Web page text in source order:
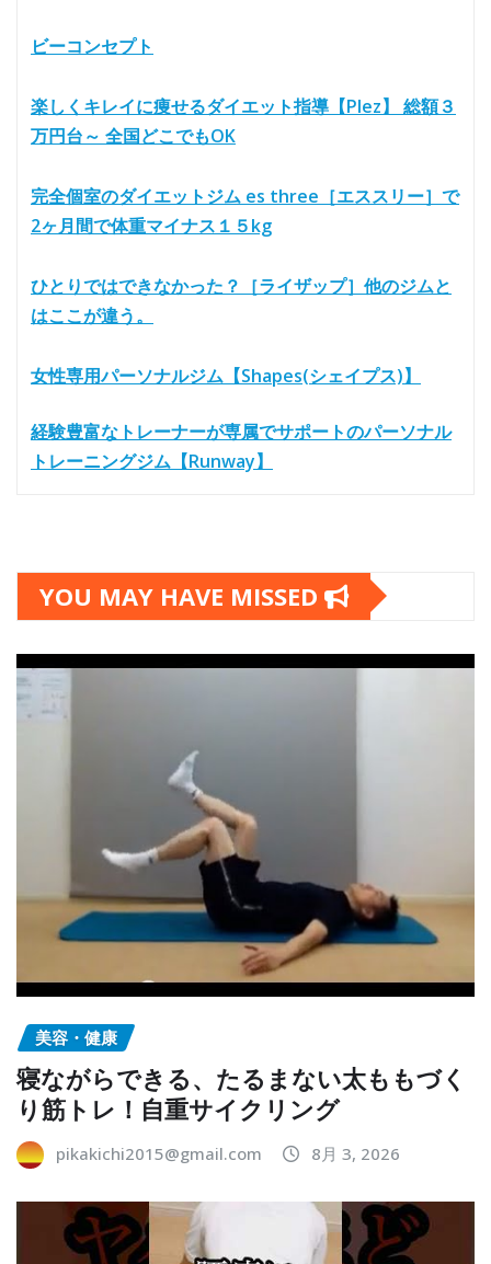
ビーコンセプト
楽しくキレイに痩せるダイエット指導【Plez】 総額３
万円台～ 全国どこでもOK
完全個室のダイエットジム es three［エススリー］で
2ヶ月間で体重マイナス１５kg
ひとりではできなかった？［ライザップ］他のジムと
はここが違う。
女性専用パーソナルジム【Shapes(シェイプス)】
経験豊富なトレーナーが専属でサポートのパーソナル
トレーニングジム【Runway】
YOU MAY HAVE MISSED
美容・健康
寝ながらできる、たるまない太ももづく
り筋トレ！自重サイクリング
pikakichi2015@gmail.com 8月 3, 2026